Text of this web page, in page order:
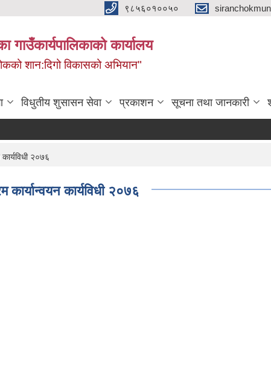
९८५६०१००५०
गाउँकार्यपालिकाको कार्यालय
शान:दिगो विकासको अभियान"
विधुतीय शुसासन सेवा प्रकाशन सूचना तथा जानकारी
२०७६
कार्यविधी २०७६